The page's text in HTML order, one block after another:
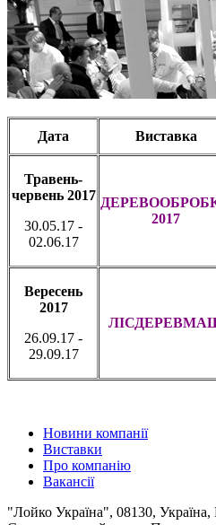
Дата Виставка
Травень-
червень 2017
30.05.17 -
02.06.17
2017
Вересень
2017
26.09.17 -
29.09.17
Новини компанії
Виставки
Про компанію
Вакансії
"Лойко Україна", 08130,